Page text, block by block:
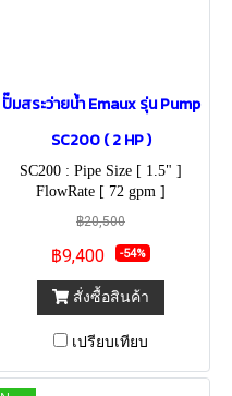
ปั๊มสระว่ายน้ำ Emaux รุ่น Pump
SC200 ( 2 HP )
SC200 : Pipe Size [ 1.5" ]
FlowRate [ 72 gpm ]
฿20,500
฿9,400 -54%
สั่งซื้อสินค้า
เปรียบเทียบ